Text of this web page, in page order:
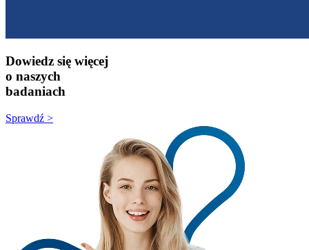
Dowiedz się więcej
o naszych
badaniach
Sprawdź >